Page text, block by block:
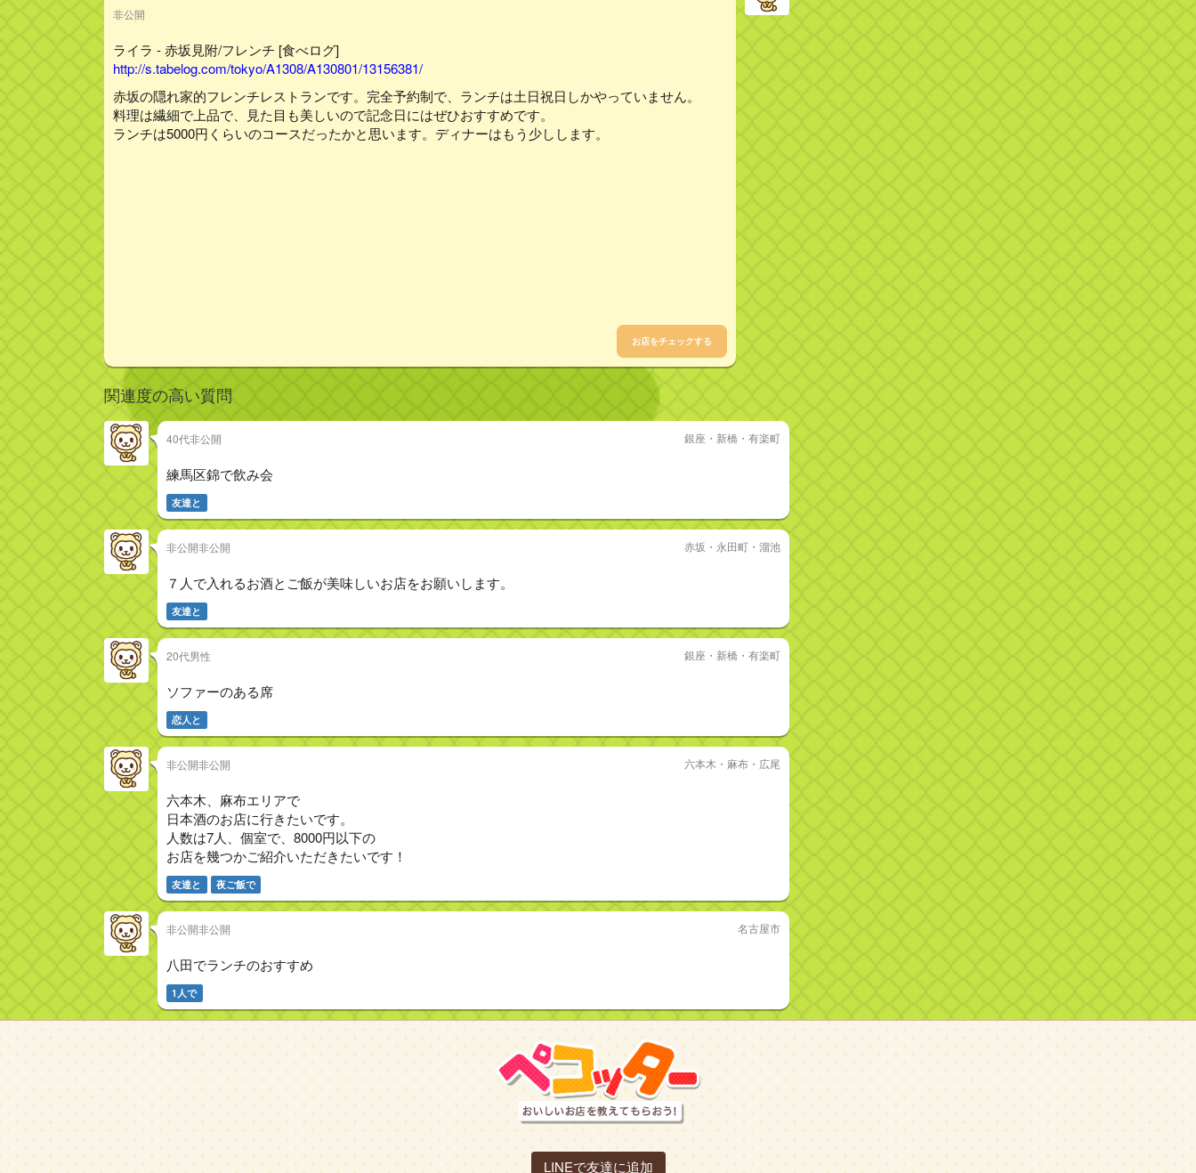
非公開
ライラ - 赤坂見附/フレンチ [食べログ]
http://s.tabelog.com/tokyo/A1308/A130801/13156381/
赤坂の隠れ家的フレンチレストランです。完全予約制で、ランチは土日祝日しかやっていません。
料理は繊細で上品で、見た目も美しいので記念日にはぜひおすすめです。
ランチは5000円くらいのコースだったかと思います。ディナーはもう少しします。
お店をチェックする
関連度の高い質問
40代非公開 銀座・新橋・有楽町
練馬区錦で飲み会
友達と
非公開非公開 赤坂・永田町・溜池
７人で入れるお酒とご飯が美味しいお店をお願いします。
友達と
20代男性 銀座・新橋・有楽町
ソファーのある席
恋人と
非公開非公開 六本木・麻布・広尾
六本木、麻布エリアで
日本酒のお店に行きたいです。
人数は7人、個室で、8000円以下の
お店を幾つかご紹介いただきたいです！
友達と 夜ご飯で
非公開非公開 名古屋市
八田でランチのおすすめ
1人で
LINEで友達に追加